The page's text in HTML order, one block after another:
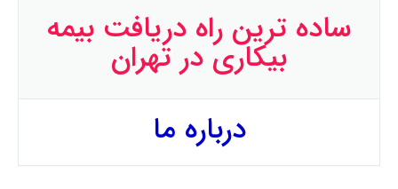
ساده ترین راه دریافت بیمه
بیکاری در تهران
درباره ما